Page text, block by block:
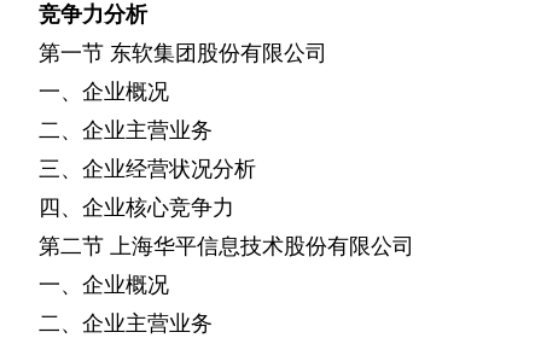
竞争力分析
第一节 东软集团股份有限公司
一、企业概况
二、企业主营业务
三、企业经营状况分析
四、企业核心竞争力
第二节
上海华平信息技术股份有限公司
一、企业概况
二、企业主营业务